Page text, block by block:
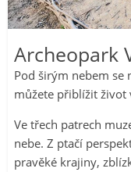
Archeopark
Pod širým nebem se
můžete přiblížit život
Ve třech patrech
nebe. Z ptačí
pravěké krajiny,